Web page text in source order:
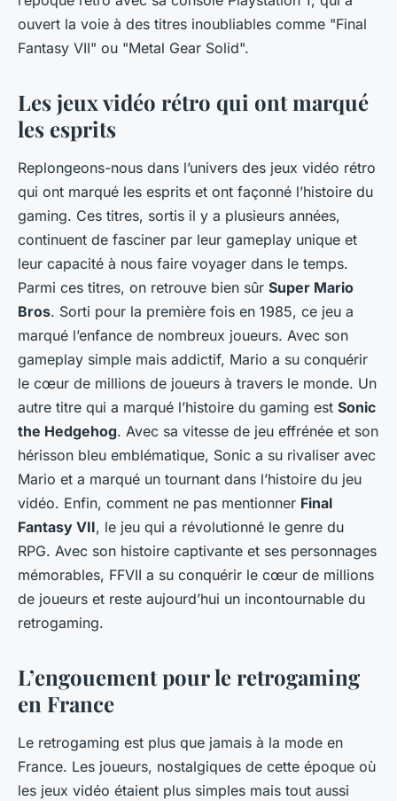
ouvert la voie à des titres inoubliables comme "Final
Fantasy VII" ou "Metal Gear Solid".
Les jeux vidéo rétro qui ont marqué
les esprits
Replongeons-nous dans l’univers des jeux vidéo rétro
qui ont marqué les esprits et ont façonné l’histoire du
gaming. Ces titres, sortis il y a plusieurs années,
continuent de fasciner par leur gameplay unique et
leur capacité à nous faire voyager dans le temps.
Parmi ces titres, on retrouve bien sûr Super Mario
Bros. Sorti pour la première fois en 1985, ce jeu a
marqué l’enfance de nombreux joueurs. Avec son
gameplay simple mais addictif, Mario a su conquérir
le cœur de millions de joueurs à travers le monde. Un
autre titre qui a marqué l’histoire du gaming est Sonic
the Hedgehog. Avec sa vitesse de jeu effrénée et son
hérisson bleu emblématique, Sonic a su rivaliser avec
Mario et a marqué un tournant dans l’histoire du jeu
vidéo. Enfin, comment ne pas mentionner Final
Fantasy VII, le jeu qui a révolutionné le genre du
RPG. Avec son histoire captivante et ses personnages
mémorables, FFVII a su conquérir le cœur de millions
de joueurs et reste aujourd’hui un incontournable du
retrogaming.
L’engouement pour le retrogaming
en France
Le retrogaming est plus que jamais à la mode en
France. Les joueurs, nostalgiques de cette époque où
les jeux vidéo étaient plus simples mais tout aussi